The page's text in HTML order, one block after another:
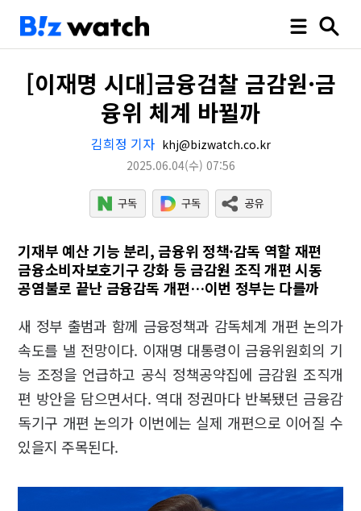
[이재명 시대]금융검찰 금감원·금
융위 체계 바뀔까
김희정 기자 khj@bizwatch.co.kr
2025.06.04(수) 07:56
기재부 예산 기능 분리, 금융위 정책·감독 역할 재편
금융소비자보호기구 강화 등 금감원 조직 개편 시동
공염불로 끝난 금융감독 개편…이번 정부는 다를까
새 정부 출범과 함께 금융정책과 감독체계 개편 논의가
속도를 낼 전망이다. 이재명 대통령이 금융위원회의 기
능 조정을 언급하고 공식 정책공약집에 금감원 조직개
편 방안을 담으면서다. 역대 정권마다 반복됐던 금융감
독기구 개편 논의가 이번에는 실제 개편으로 이어질 수
있을지 주목된다.